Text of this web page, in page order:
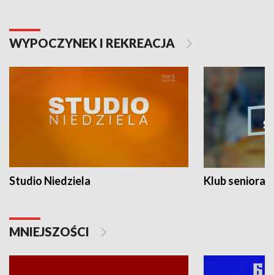
WYPOCZYNEK I REKREACJA
Studio Niedziela Klub seniora
MNIEJSZOŚCI